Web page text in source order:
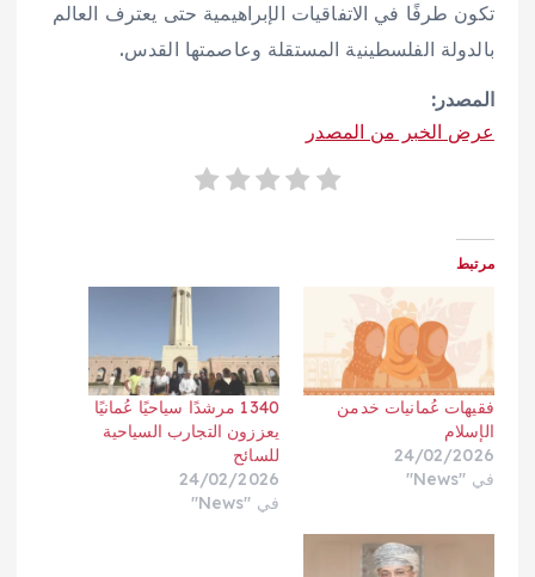
تكون طرفًا في الاتفاقيات الإبراهيمية حتى يعترف العالم
بالدولة الفلسطينية المستقلة وعاصمتها القدس.
المصدر:
عرض الخبر من المصدر
مرتبط
فقيهات عُمانيات خدمن
الإسلام
24/02/2026
في "News"
1340 مرشدًا سياحيًا عُمانيًا
يعززون التجارب السياحية
للسائح
24/02/2026
في "News"